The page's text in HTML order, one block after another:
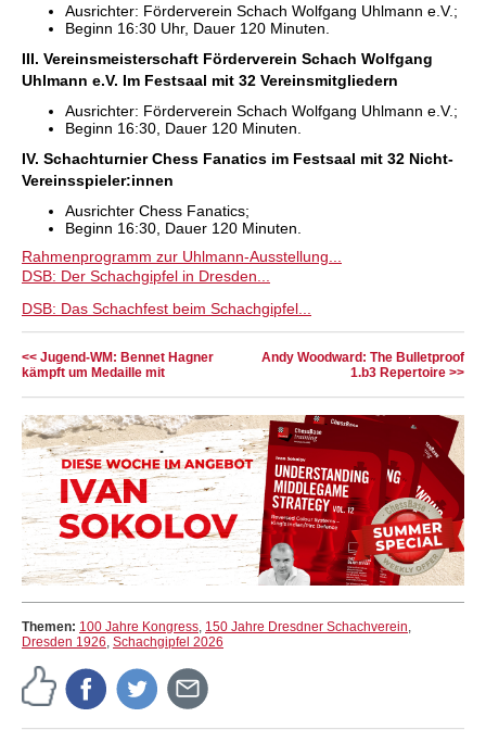
Ausrichter: Förderverein Schach Wolfgang Uhlmann e.V.;
Beginn 16:30 Uhr, Dauer 120 Minuten.
III. Vereinsmeisterschaft Förderverein Schach Wolfgang
Uhlmann e.V. Im Festsaal mit 32 Vereinsmitgliedern
Ausrichter: Förderverein Schach Wolfgang Uhlmann e.V.;
Beginn 16:30, Dauer 120 Minuten.
IV. Schachturnier Chess Fanatics im Festsaal mit 32 Nicht-
Vereinsspieler:innen
Ausrichter Chess Fanatics;
Beginn 16:30, Dauer 120 Minuten.
Rahmenprogramm zur Uhlmann-Ausstellung...
DSB: Der Schachgipfel in Dresden...
DSB: Das Schachfest beim Schachgipfel...
<< Jugend-WM: Bennet Hagner
kämpft um Medaille mit
Andy Woodward: The Bulletproof
1.b3 Repertoire >>
Themen: 100 Jahre Kongress, 150 Jahre Dresdner Schachverein,
Dresden 1926, Schachgipfel 2026